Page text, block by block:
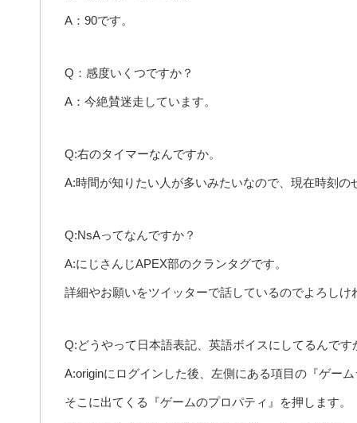
A：90です。
Q：感度いくつですか？
A：今絶賛迷走しています。
Q:右のタイマーなんですか。
A:時間が知りたい人が多いみたいなので、現在時刻の
Q:NsAってなんですか？
A:にじさんじAPEX部のクランタグです。
詳細やお願いをツイッターで話しているのでよろしけ
Q:どうやって日本語表記、英語ボイスにしてるんです
A:originにログインした後、左側にある項目の『ゲー
そこに出てくる『ゲームのプロパティ』を押します。